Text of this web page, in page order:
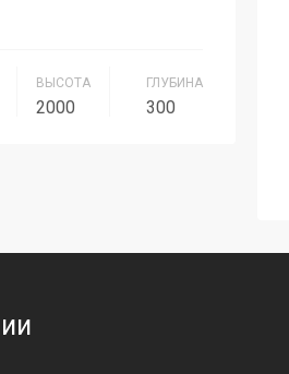
ВЫСОТА
2000
ГЛУБИНА
300